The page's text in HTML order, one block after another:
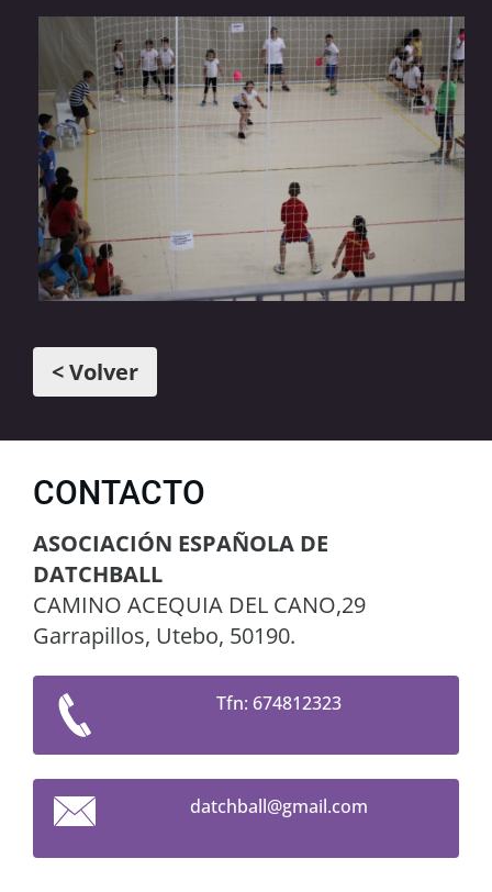
< Volver
CONTACTO
ASOCIACIÓN ESPAÑOLA DE
DATCHBALL
CAMINO ACEQUIA DEL CANO,29
Garrapillos, Utebo, 50190.
Tfn: 674812323
datchball@gmail.com